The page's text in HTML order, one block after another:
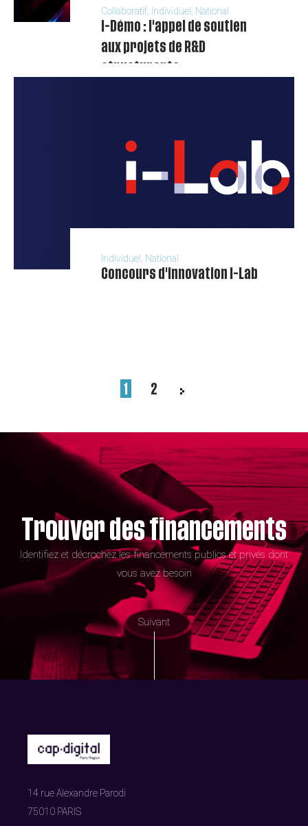
Collaboratif, Individuel, National
i-Démo : l'appel de soutien
aux projets de R&D
structurants
Individuel, National
Concours d'innovation i-Lab
1 2
Trouver des financements
Identifiez et décrochez les financements publics et privés dont
vous avez besoin
Suivant
14 rue Alexandre Parodi
75010 PARIS